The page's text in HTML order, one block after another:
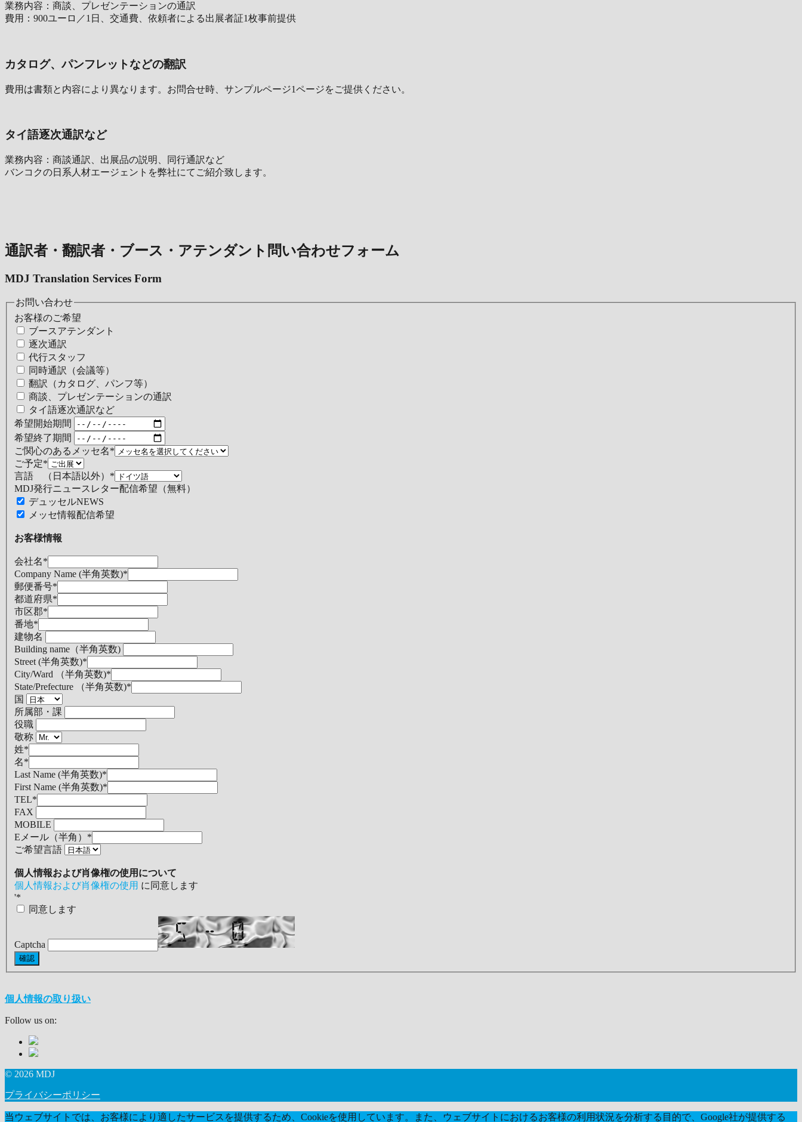
業務内容：商談、プレゼンテーションの通訳
費用：900ユーロ／1日、交通費、依頼者による出展者証1枚事前提供
カタログ、パンフレットなどの翻訳
費用は書類と内容により異なります。お問合せ時、サンプルページ1ページをご提供ください。
タイ語逐次通訳など
業務内容：商談通訳、出展品の説明、同行通訳など
バンコクの日系人材エージェントを弊社にてご紹介致します。
通訳者・翻訳者・ブース・アテンダント問い合わせフォーム
MDJ Translation Services Form
お問い合わせ
お客様のご希望
ブースアテンダント
逐次通訳
代行スタッフ
同時通訳（会議等）
翻訳（カタログ、パンフ等）
商談、プレゼンテーションの通訳
タイ語逐次通訳など
希望開始期間
希望終了期間
ご関心のあるメッセ名*
ご予定*
言語 （日本語以外） *
MDJ発行ニュースレター配信希望（無料）
デュッセルNEWS
メッセ情報配信希望
お客様情報
会社名*
Company Name (半角英数)*
郵便番号*
都道府県*
市区郡*
番地*
建物名
Building name（半角英数)
Street (半角英数)*
City/Ward （半角英数)*
State/Prefecture （半角英数)*
国
所属部・課
役職
敬称
姓*
名*
Last Name (半角英数)*
First Name (半角英数)*
TEL*
FAX
MOBILE
Eメール（半角） *
ご希望言語
個人情報および肖像権の使用について
個人情報および肖像権の使用 に同意します
'*
同意します
Captcha
個人情報の取り扱い
Follow us on:
© 2026 MDJ
プライバシーポリシー
当ウェブサイトでは、お客様により適したサービスを提供するため、Cookieを使用しています。また、ウェブサイトにおけるお客様の利用状況を分析する目的で、Google社が提供する